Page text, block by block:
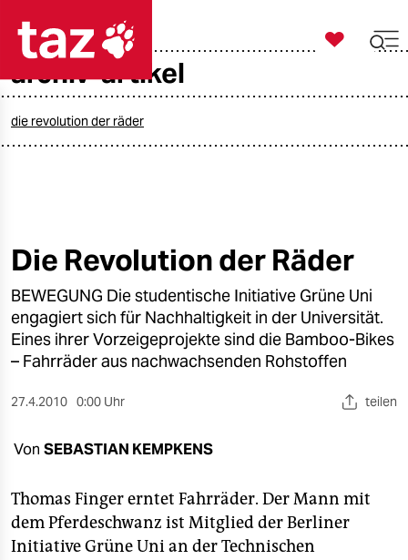
öko
gesellschaft
kultur
sport
berlin
nord
wahrheit
verlag

taz zahl ich
archiv-artikel
die revolution der räder
Die Revolution der Räder
BEWEGUNG Die studentische Initiative Grüne Uni
engagiert sich für Nachhaltigkeit in der Universität.
Eines ihrer Vorzeigeprojekte sind die Bamboo-Bikes
– Fahrräder aus nachwachsenden Rohstoffen
27.4.2010 0:00 Uhr teilen
Von SEBASTIAN KEMPKENS
Thomas Finger erntet Fahrräder. Der Mann mit
dem Pferdeschwanz ist Mitglied der Berliner
Initiative Grüne Uni an der Technischen